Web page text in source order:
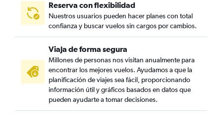
Reserva con flexibilidad
Nuestros usuarios pueden hacer planes con total
confianza y buscar vuelos sin cargos por cambios.
Viaja de forma segura
Millones de personas nos visitan anualmente para
encontrar los mejores vuelos. Ayudamos a que la
planificación de viajes sea fácil, proporcionando
información útil y gráficos basados en datos que
pueden ayudarte a tomar decisiones.